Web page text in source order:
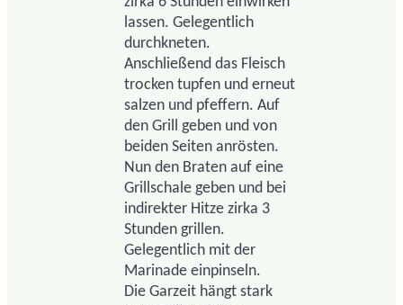
lassen. Gelegentlich
durchkneten.
Anschließend das Fleisch
trocken tupfen und erneut
salzen und pfeffern. Auf
den Grill geben und von
beiden Seiten anrösten.
Nun den Braten auf eine
Grillschale geben und bei
indirekter Hitze zirka 3
Stunden grillen.
Gelegentlich mit der
Marinade einpinseln.
Die Garzeit hängt stark